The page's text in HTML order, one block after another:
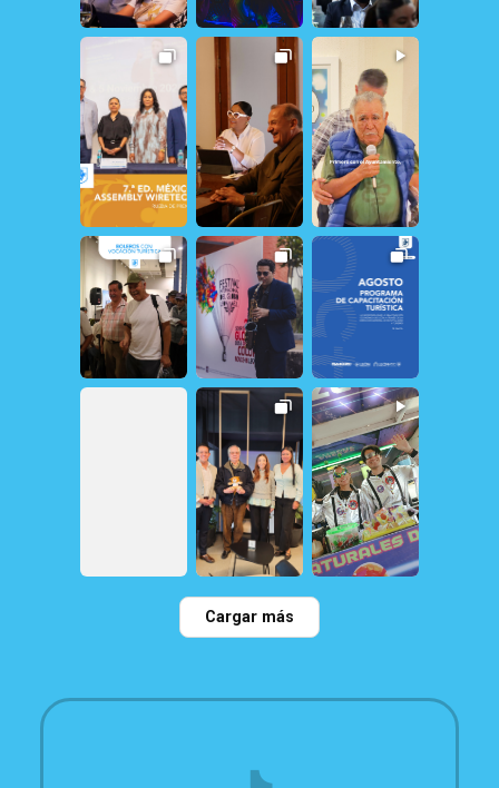
0 234 1
17 0 24 0 20
161 1 31 0
22 0
Cargar más